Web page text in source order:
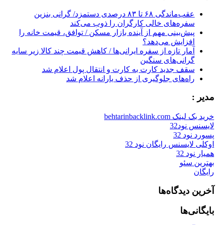
عقب‌ماندگی ۶۸ تا ۸۳ درصدی دستمزد/ گرانی بنزین
سفره‌های خالی کارگران را ذوب می‌کند
پیش‌بینی مهم از آینده بازار مسکن / توافق، قیمت خانه را
افزایش می‌دهد؟
آمار تازه از سفره ایرانی‌ها / کاهش قیمت چند کالا زیر سایه
گرانی‌های سنگین
سقف جدید کارت به کارت و انتقال پول اعلام شد
راه‌های جلوگیری از حذف یارانه اعلام شد
مدیر :
خرید بک لینک behtarinbacklink.com
لایسنس نود32
پسورد نود 32
اوکلی لایسنس رایگان نود 32
همیار نود 32
بهترین سئو
رایگان
آخرین دیدگاه‌ها
بایگانی‌ها